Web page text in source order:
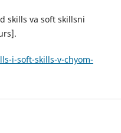
skills va soft skillsni
i-soft-skills-v-chyom-